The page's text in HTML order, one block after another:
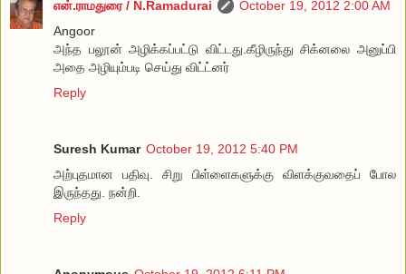
என்.ராமதுரை / N.Ramadurai
October 19, 2012 2:00 AM
Angoor
அந்த பலூன் அழிக்கப்பட்டு விட்டது.கீழிருந்து சிக்னலை அனுப்பி
அதை அழியும்படி செய்து விட்ட்னர்
Reply
Suresh Kumar October 19, 2012 5:40 PM
அற்புதமான பதிவு. சிறு பிள்ளைகளுக்கு விளக்குவதைப் போல
இருந்தது. நன்றி.
Reply